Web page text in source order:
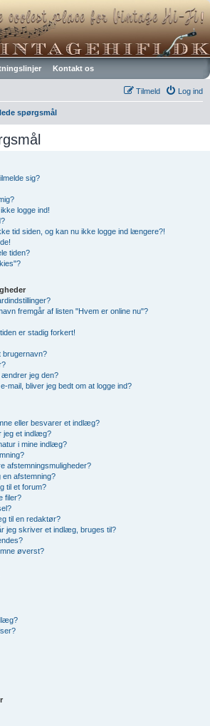
Kontakt os
Log ind
Tilmeld
spørgsmål
sig?
logge ind!
tid siden, og kan nu ikke logge ind længere?!
tiden?
fremgår af listen "Hvem er online nu"?
er stadig forkert!
brugernavn?
ændrer jeg den?
mail, bliver jeg bedt om at logge ind?
eller besvarer et indlæg?
jeg et indlæg?
i mine indlæg?
afstemningsmuligheder?
en afstemning?
til et forum?
filer?
til en redaktør?
jeg skriver et indlæg, bruges til?
øverst?